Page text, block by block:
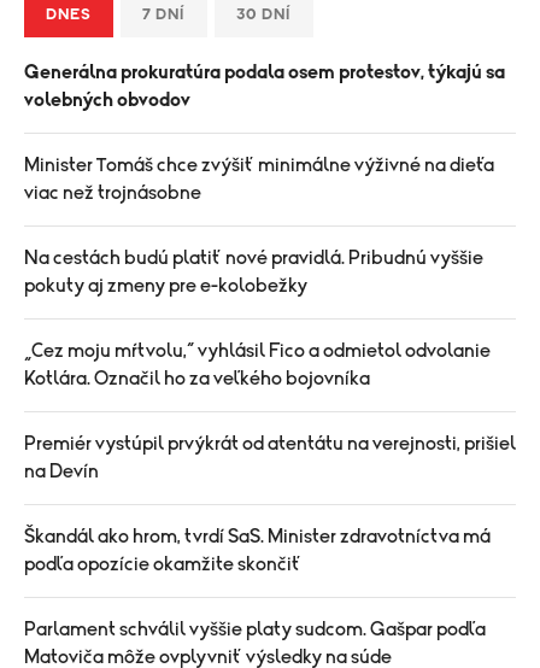
DNES 7 DNÍ 30 DNÍ
Generálna prokuratúra podala osem protestov, týkajú sa
volebných obvodov
Minister Tomáš chce zvýšiť minimálne výživné na dieťa
viac než trojnásobne
Na cestách budú platiť nové pravidlá. Pribudnú vyššie
pokuty aj zmeny pre e-kolobežky
„Cez moju mŕtvolu,“ vyhlásil Fico a odmietol odvolanie
Kotlára. Označil ho za veľkého bojovníka
Premiér vystúpil prvýkrát od atentátu na verejnosti, prišiel
na Devín
Škandál ako hrom, tvrdí SaS. Minister zdravotníctva má
podľa opozície okamžite skončiť
Parlament schválil vyššie platy sudcom. Gašpar podľa
Matoviča môže ovplyvniť výsledky na súde